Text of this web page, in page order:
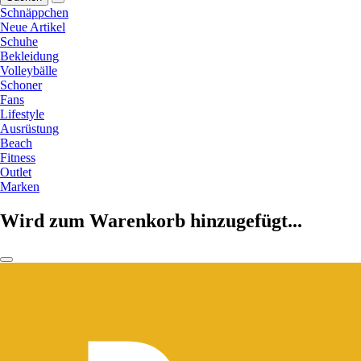
Schnäppchen
Neue Artikel
Schuhe
Bekleidung
Volleybälle
Schoner
Fans
Lifestyle
Ausrüstung
Beach
Fitness
Outlet
Marken
Wird zum Warenkorb hinzugefügt...